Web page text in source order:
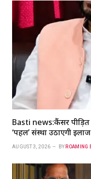
Basti news:कैंसर पीड़ित
‘पहल’ संस्था उठाएगी
AUGUST 3, 2026 BY ROAMING